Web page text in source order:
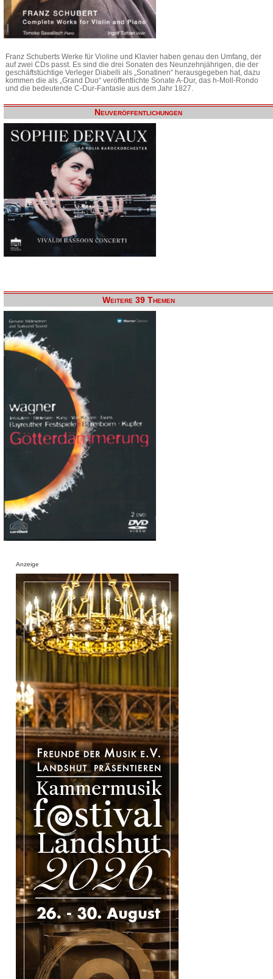
Franz Schuberts Werke für Violine und Klavier haben genau den Umfang, der
auf zwei CDs passt. Es sind die drei Sonaten des Neunzehnjährigen, die der
geschäftstüchtige Verleger Diabelli als „Sonatinen“ herausgegeben hat, dazu
kommen die als „Grand Duo“ veröffentlichte Sonate A-Dur, das h-Moll-Rondo
und die bedeutende C-Dur-Fantasie aus dem Jahr 1827.
Neuveröffentlichungen
Weitere 39 Themen
Anzeige